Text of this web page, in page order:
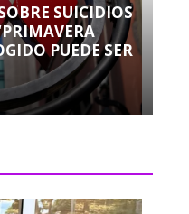
SUICIDIOS
PUEDE SER